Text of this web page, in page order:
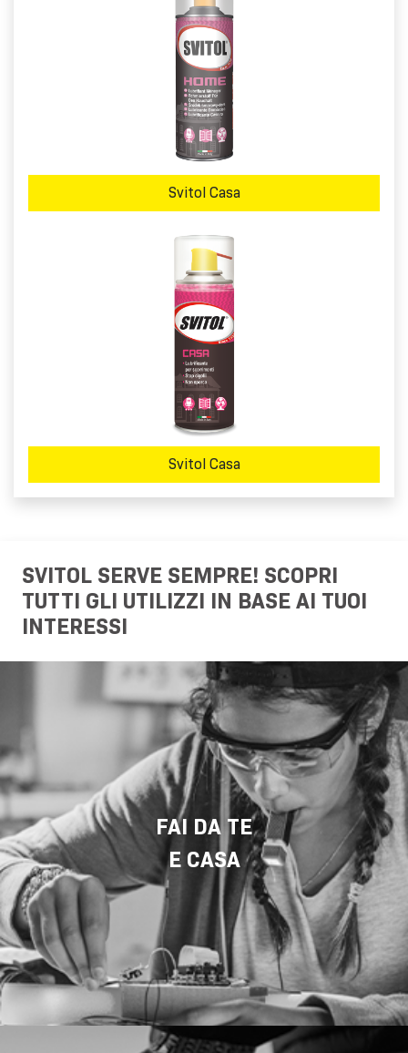
Svitol Casa
Svitol Casa
SVITOL SERVE SEMPRE! SCOPRI
TUTTI GLI UTILIZZI IN BASE AI TUOI
INTERESSI
FAI DA TE
E CASA